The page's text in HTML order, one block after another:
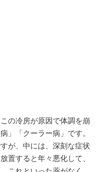
の冷房が原因で体調を崩
」「クーラー病」です。
が、中には、深刻な症状
置すると年々悪化して、